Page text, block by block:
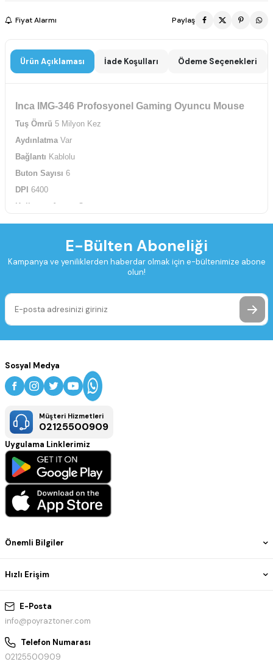
Fiyat Alarmı Paylaş
Ürün Açıklaması İade Koşulları Ödeme Seçenekleri
Inca IMG-346 Profosyonel Gaming Oyuncu Mouse
Tuş Ömrü 5 Milyon Kez
AydınlatmaVar
Bağlantı Kablolu
Buton Sayısı 6
DPI 6400
Kullanım Amacı
Oyun
Mouse FormuSağ El
Scroll-Tilt VarE-Bülten Aboneliği
Kampanya ve yeniliklerden haberdar olmak için e-bültenimize abone
olun!
E-Posta
info@poyraztoner.com
Telefon Numarası
02125500909
Önemli Bilgiler
Hızlı Erişim
Sosyal Medya
Müşteri Hizmetleri
02125500909
Uygulama Linklerimiz